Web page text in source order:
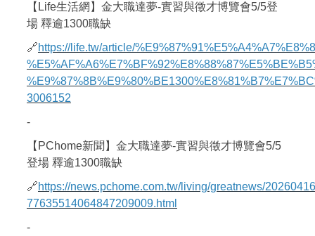
【Life生活網】金大職達夢-實習與徵才博覽會5/5登
場 釋逾1300職缺
🔗https://life.tw/article/
3006152
-
【PChome新聞】金大職達夢-實習與徵才博覽會5/5
登場 釋逾1300職缺
🔗https://news.pchome.com.tw/living/greatnews/
77635514064847209009.html
-